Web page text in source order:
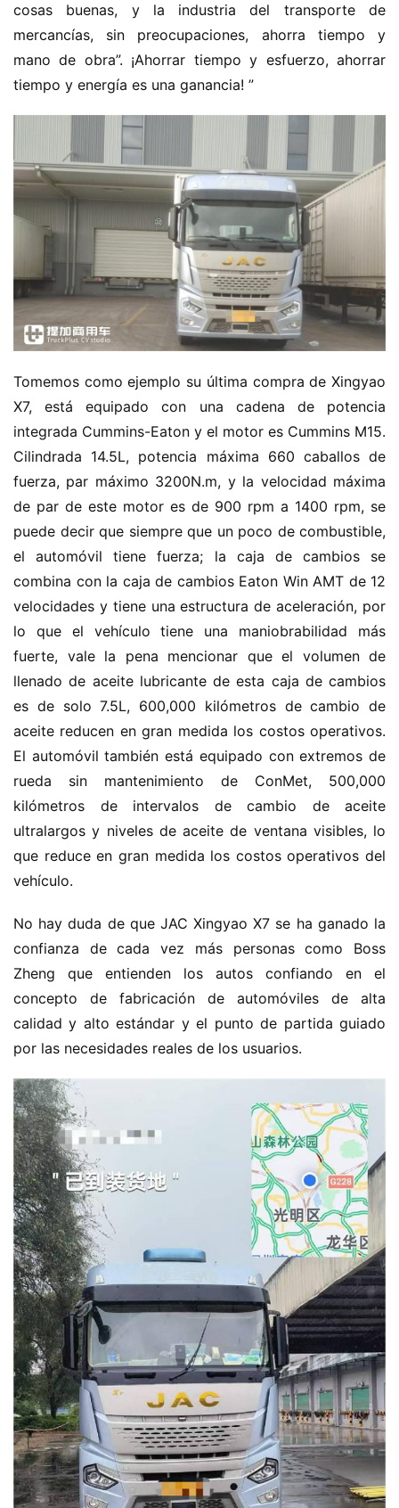
H
c
a
m
o
n
c
h
i
o
C
a
m
i
ó
n
e
n
u
e
v
a
n
e
g
í
a
Sign in Sign up
cosas buenas, y la industria del transporte de
mercancías, sin preocupaciones, ahorra tiempo y
mano de obra”. ¡Ahorrar tiempo y esfuerzo, ahorrar
tiempo y energía es una ganancia! ”
Tomemos como ejemplo su última compra de Xingyao
X7, está equipado con una cadena de potencia
integrada Cummins-Eaton y el motor es Cummins M15.
Cilindrada 14.5L, potencia máxima 660 caballos de
fuerza, par máximo 3200N.m, y la velocidad máxima
de par de este motor es de 900 rpm a 1400 rpm, se
puede decir que siempre que un poco de combustible,
el automóvil tiene fuerza; la caja de cambios se
combina con la caja de cambios Eaton Win AMT de 12
velocidades y tiene una estructura de aceleración, por
lo que el vehículo tiene una maniobrabilidad más
fuerte, vale la pena mencionar que el volumen de
llenado de aceite lubricante de esta caja de cambios
es de solo 7.5L, 600,000 kilómetros de cambio de
aceite reducen en gran medida los costos operativos.
El automóvil también está equipado con extremos de
rueda sin mantenimiento de ConMet, 500,000
kilómetros de intervalos de cambio de aceite
ultralargos y niveles de aceite de ventana visibles, lo
que reduce en gran medida los costos operativos del
vehículo.
No hay duda de que JAC Xingyao X7 se ha ganado la
confianza de cada vez más personas como Boss
Zheng que entienden los autos confiando en el
concepto de fabricación de automóviles de alta
calidad y alto estándar y el punto de partida guiado
por las necesidades reales de los usuarios.